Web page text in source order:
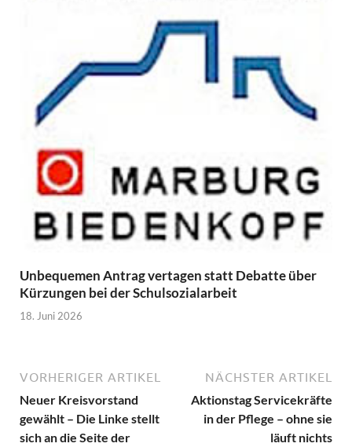
Unbequemen Antrag vertagen statt Debatte über
Kürzungen bei der Schulsozialarbeit
18. Juni 2026
VORHERIGER ARTIKEL
Neuer Kreisvorstand
gewählt – Die Linke stellt
sich an die Seite der
NÄCHSTER ARTIKEL
Aktionstag Servicekräfte
in der Pflege – ohne sie
läuft nichts